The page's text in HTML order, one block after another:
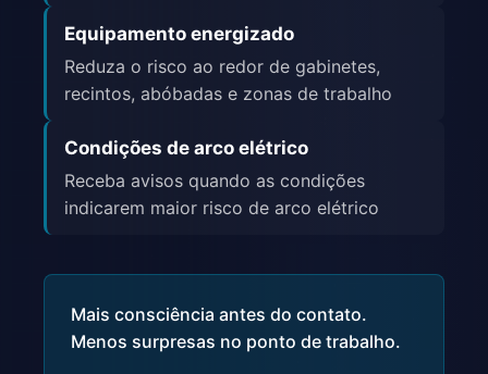
Equipamento energizado
Reduza o risco ao redor de gabinetes,
recintos, abóbadas e zonas de trabalho
Condições de arco elétrico
Receba avisos quando as condições
indicarem maior risco de arco elétrico
Mais consciência antes do contato.
Menos surpresas no ponto de trabalho.